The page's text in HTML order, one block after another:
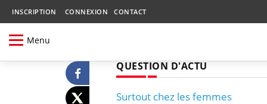
INSCRIPTION CONNEXION CONTACT
Menu
QUESTION D'ACTU
Surtout chez les femmes